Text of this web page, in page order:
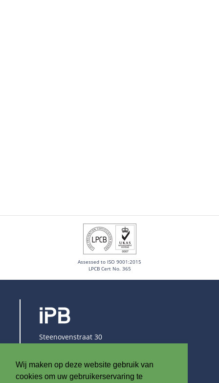
Wij maken op deze website gebruik van
cookies om uw gebruikerservaring te
Assessed to ISO 9001:2015
LPCB Cert No. 365
Steenovenstraat 30
T+32 (0)56 60 79 19